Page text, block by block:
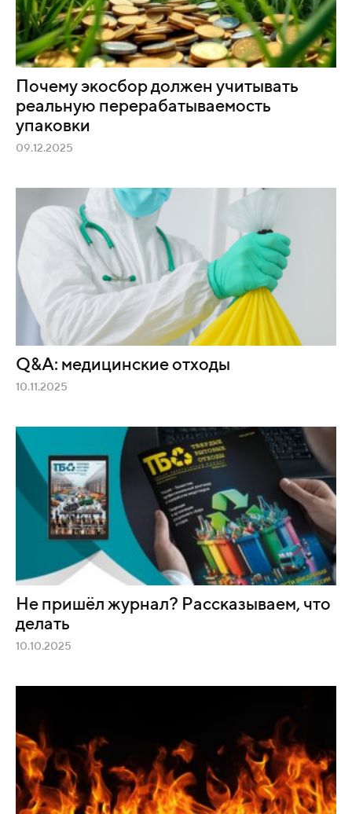
Почему экосбор должен учитывать
реальную перерабатываемость
упаковки
09.12.2025
Q&A: медицинские отходы
10.11.2025
Не пришёл журнал? Рассказываем, что
делать
10.10.2025